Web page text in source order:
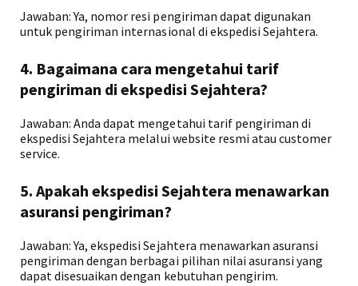
Jawaban: Ya, nomor resi pengiriman dapat digunakan
untuk pengiriman internasional di ekspedisi Sejahtera.
4. Bagaimana cara mengetahui tarif
pengiriman di ekspedisi Sejahtera?
Jawaban: Anda dapat mengetahui tarif pengiriman di
ekspedisi Sejahtera melalui website resmi atau customer
service.
5. Apakah ekspedisi Sejahtera menawarkan
asuransi pengiriman?
Jawaban: Ya, ekspedisi Sejahtera menawarkan asuransi
pengiriman dengan berbagai pilihan nilai asuransi yang
dapat disesuaikan dengan kebutuhan pengirim.